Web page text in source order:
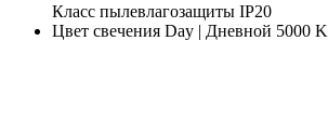
Класс пылевлагозащиты IP20
Цвет свечения Day | Дневной 5000 K